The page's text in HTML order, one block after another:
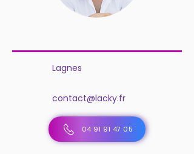
Lagnes
contact@lacky.fr
04 91 91 47 05